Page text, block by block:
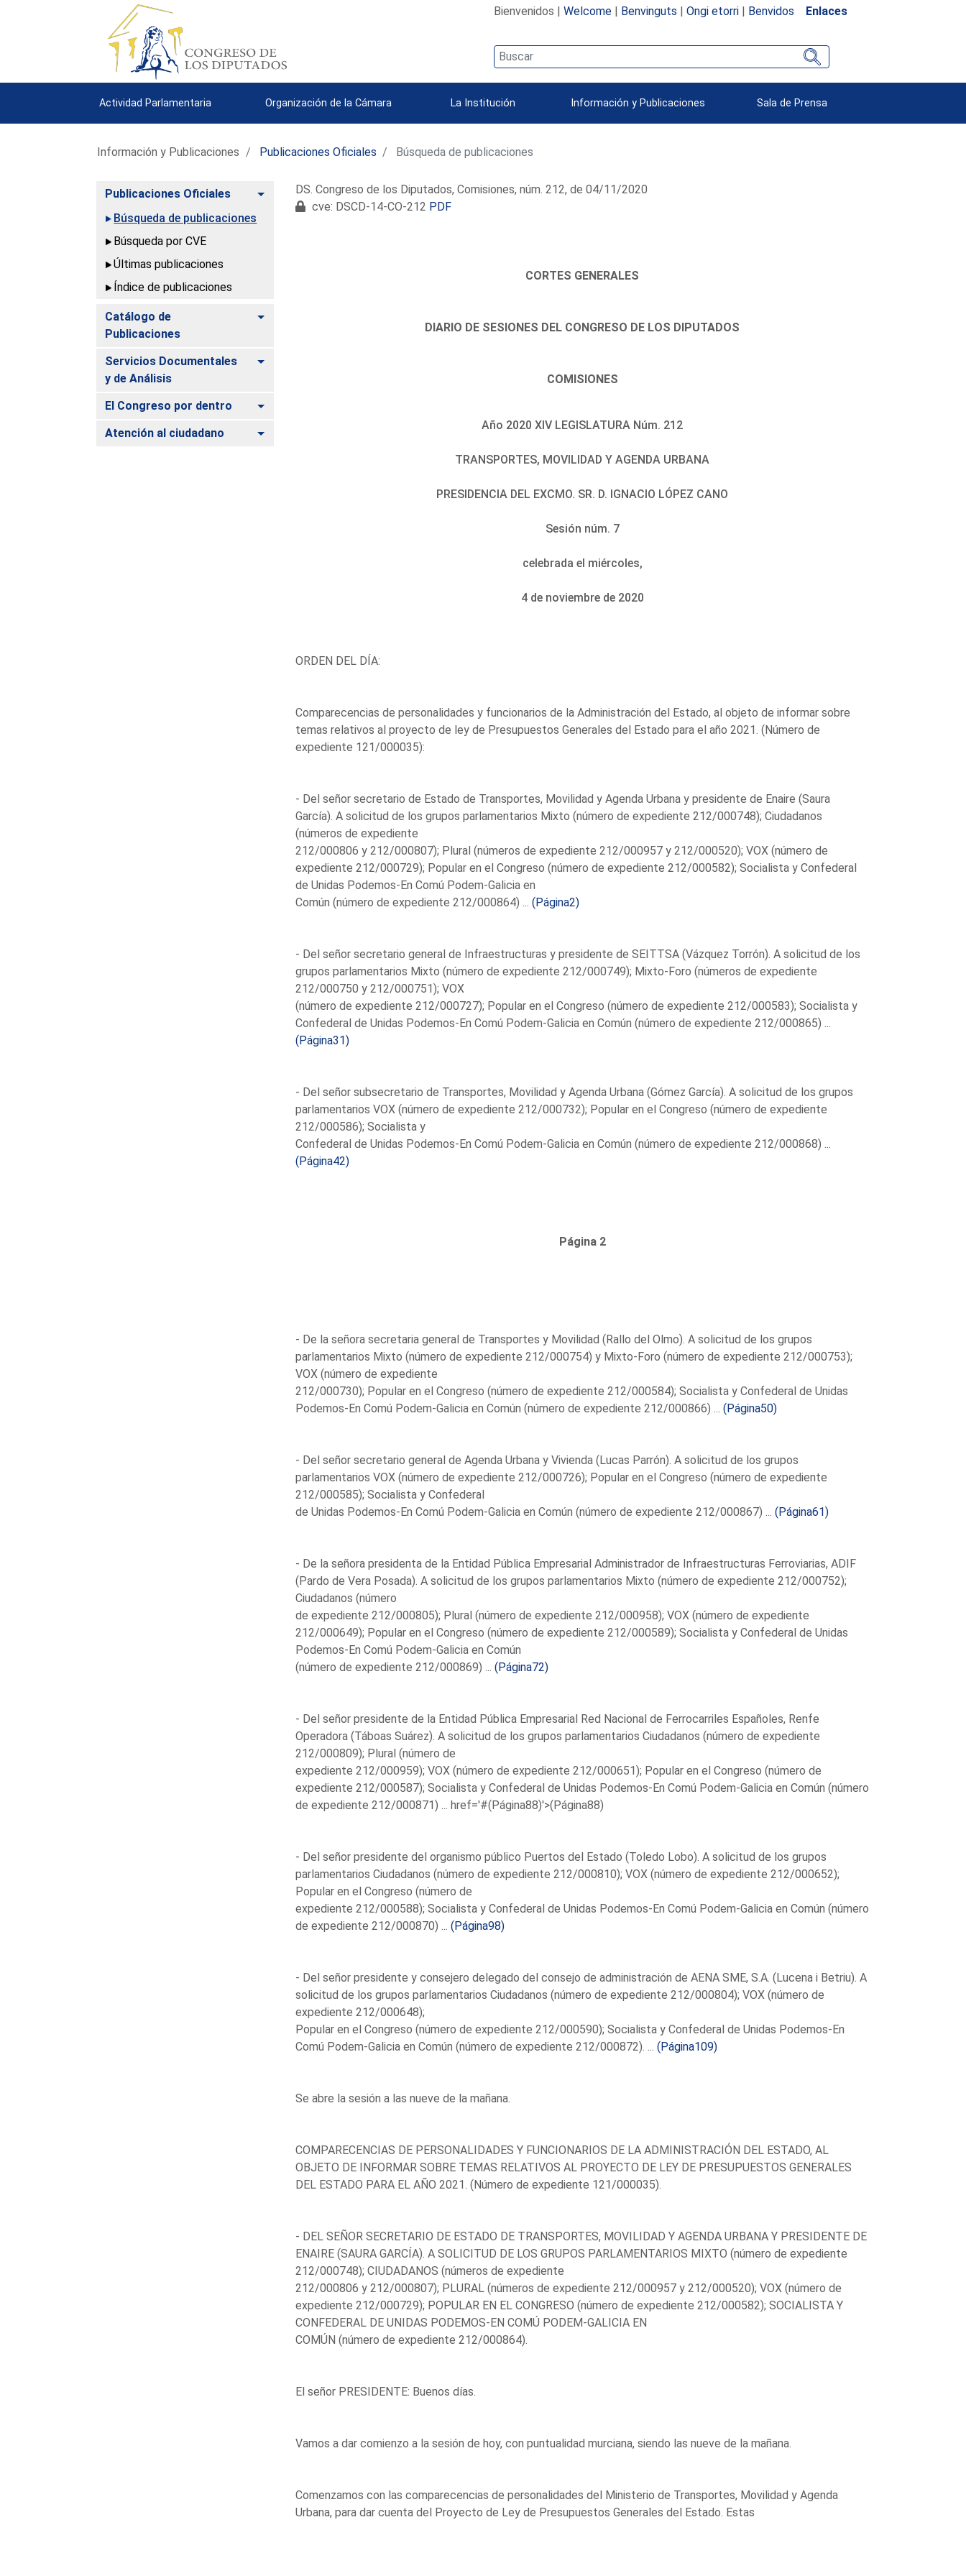
Bienvenidos | Welcome| Benvinguts | Ongi etorri| Benvidos Enlaces
Actividad Parlamentaria Organización de la Cámara La Institución Información y Publicaciones Sala de Prensa
Información y Publicaciones Publicaciones Oficiales Búsqueda de publicaciones
Publicaciones Oficiales
Alternar
Búsqueda de publicaciones
Búsqueda por CVE
Últimas publicaciones
Índice de publicaciones
Catálogo de
Publicaciones
Alternar
Servicios Documentales
y de Análisis
Alternar
El Congreso por dentro Alternar
Atención al ciudadano Alternar
DS. Congreso de los Diputados, Comisiones, núm. 212, de 04/11/2020
cve: DSCD-14-CO-212 PDF
CORTES GENERALES
DIARIO DE SESIONES DEL CONGRESO DE LOS DIPUTADOS
COMISIONES
Año 2020 XIV LEGISLATURA Núm. 212
TRANSPORTES, MOVILIDAD Y AGENDA URBANA
PRESIDENCIA DEL EXCMO. SR. D. IGNACIO LÓPEZ CANO
Sesión núm. 7
celebrada el miércoles,
4 de noviembre de 2020
ORDEN DEL DÍA:
Comparecencias de personalidades y funcionarios de la Administración del Estado, al objeto de informar sobre
temas relativos al proyecto de ley de Presupuestos Generales del Estado para el año 2021. (Número de
expediente 121/000035):
- Del señor secretario de Estado de Transportes, Movilidad y Agenda Urbana y presidente de Enaire (Saura
García). A solicitud de los grupos parlamentarios Mixto (número de expediente 212/000748); Ciudadanos
(números de expediente
212/000806 y 212/000807); Plural (números de expediente 212/000957 y 212/000520); VOX (número de
expediente 212/000729); Popular en el Congreso (número de expediente 212/000582); Socialista y Confederal
de Unidas Podemos-En Comú Podem-Galicia en
Común (número de expediente 212/000864) ... (Página2)
- Del señor secretario general de Infraestructuras y presidente de SEITTSA (Vázquez Torrón). A solicitud de los
grupos parlamentarios Mixto (número de expediente 212/000749); Mixto-Foro (números de expediente
212/000750 y 212/000751); VOX
(número de expediente 212/000727); Popular en el Congreso (número de expediente 212/000583); Socialista y
Confederal de Unidas Podemos-En Comú Podem-Galicia en Común (número de expediente 212/000865) ...
(Página31)
- Del señor subsecretario de Transportes, Movilidad y Agenda Urbana (Gómez García). A solicitud de los grupos
parlamentarios VOX (número de expediente 212/000732); Popular en el Congreso (número de expediente
212/000586); Socialista y
Confederal de Unidas Podemos-En Comú Podem-Galicia en Común (número de expediente 212/000868) ...
(Página42)
Página 2
- De la señora secretaria general de Transportes y Movilidad (Rallo del Olmo). A solicitud de los grupos
parlamentarios Mixto (número de expediente 212/000754) y Mixto-Foro (número de expediente 212/000753);
VOX (número de expediente
212/000730); Popular en el Congreso (número de expediente 212/000584); Socialista y Confederal de Unidas
Podemos-En Comú Podem-Galicia en Común (número de expediente 212/000866) ... (Página50)
- Del señor secretario general de Agenda Urbana y Vivienda (Lucas Parrón). A solicitud de los grupos
parlamentarios VOX (número de expediente 212/000726); Popular en el Congreso (número de expediente
212/000585); Socialista y Confederal
de Unidas Podemos-En Comú Podem-Galicia en Común (número de expediente 212/000867) ... (Página61)
- De la señora presidenta de la Entidad Pública Empresarial Administrador de Infraestructuras Ferroviarias, ADIF
(Pardo de Vera Posada). A solicitud de los grupos parlamentarios Mixto (número de expediente 212/000752);
Ciudadanos (número
de expediente 212/000805); Plural (número de expediente 212/000958); VOX (número de expediente
212/000649); Popular en el Congreso (número de expediente 212/000589); Socialista y Confederal de Unidas
Podemos-En Comú Podem-Galicia en Común
(número de expediente 212/000869) ... (Página72)
- Del señor presidente de la Entidad Pública Empresarial Red Nacional de Ferrocarriles Españoles, Renfe
Operadora (Táboas Suárez). A solicitud de los grupos parlamentarios Ciudadanos (número de expediente
212/000809); Plural (número de
expediente 212/000959); VOX (número de expediente 212/000651); Popular en el Congreso (número de
expediente 212/000587); Socialista y Confederal de Unidas Podemos-En Comú Podem-Galicia en Común (número
de expediente 212/000871) ... href='#(Página88)'>(Página88)
- Del señor presidente del organismo público Puertos del Estado (Toledo Lobo). A solicitud de los grupos
parlamentarios Ciudadanos (número de expediente 212/000810); VOX (número de expediente 212/000652);
Popular en el Congreso (número de
expediente 212/000588); Socialista y Confederal de Unidas Podemos-En Comú Podem-Galicia en Común (número
de expediente 212/000870) ... (Página98)
- Del señor presidente y consejero delegado del consejo de administración de AENA SME, S.A. (Lucena i Betriu). A
solicitud de los grupos parlamentarios Ciudadanos (número de expediente 212/000804); VOX (número de
expediente 212/000648);
Popular en el Congreso (número de expediente 212/000590); Socialista y Confederal de Unidas Podemos-En
Comú Podem-Galicia en Común (número de expediente 212/000872). ... (Página109)
Se abre la sesión a las nueve de la mañana.
COMPARECENCIAS DE PERSONALIDADES Y FUNCIONARIOS DE LA ADMINISTRACIÓN DEL ESTADO, AL
OBJETO DE INFORMAR SOBRE TEMAS RELATIVOS AL PROYECTO DE LEY DE PRESUPUESTOS GENERALES
DEL ESTADO PARA EL AÑO 2021. (Número de expediente 121/000035).
- DEL SEÑOR SECRETARIO DE ESTADO DE TRANSPORTES, MOVILIDAD Y AGENDA URBANA Y PRESIDENTE DE
ENAIRE (SAURA GARCÍA). A SOLICITUD DE LOS GRUPOS PARLAMENTARIOS MIXTO (número de expediente
212/000748); CIUDADANOS (números de expediente
212/000806 y 212/000807); PLURAL (números de expediente 212/000957 y 212/000520); VOX (número de
expediente 212/000729); POPULAR EN EL CONGRESO (número de expediente 212/000582); SOCIALISTA Y
CONFEDERAL DE UNIDAS PODEMOS-EN COMÚ PODEM-GALICIA EN
COMÚN (número de expediente 212/000864).
El señor PRESIDENTE: Buenos días.
Vamos a dar comienzo a la sesión de hoy, con puntualidad murciana, siendo las nueve de la mañana.
Comenzamos con las comparecencias de personalidades del Ministerio de Transportes, Movilidad y Agenda
Urbana, para dar cuenta del Proyecto de Ley de Presupuestos Generales del Estado. Estas